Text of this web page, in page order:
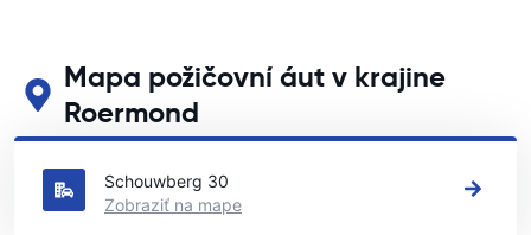
Mapa požičovní áut v krajine
Roermond
Pozrite si naše hlavné požičovne áut v krajine Roermond
Schouwberg 30
Zobraziť na mape